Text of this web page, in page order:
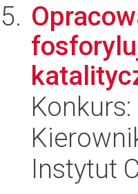
Konkurs:
Instytut